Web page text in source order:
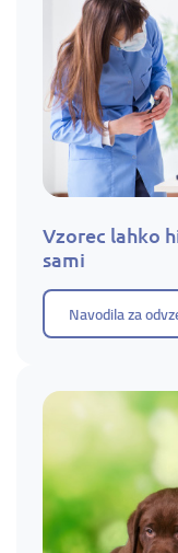
Vzorec lahko
sami
Navodila za